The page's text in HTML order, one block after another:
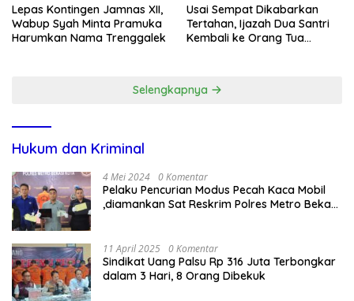
Lepas Kontingen Jamnas XII,
Wabup Syah Minta Pramuka
Harumkan Nama Trenggalek
Usai Sempat Dikabarkan
Tertahan, Ijazah Dua Santri
Kembali ke Orang Tua
Selengkapnya
Hukum dan Kriminal
4 Mei 2024 0 Komentar
Pelaku Pencurian Modus Pecah Kaca Mobil
,diamankan Sat Reskrim Polres Metro Bekasi
11 April 2025 0 Komentar
Sindikat Uang Palsu Rp 316 Juta Terbongkar
dalam 3 Hari, 8 Orang Dibekuk